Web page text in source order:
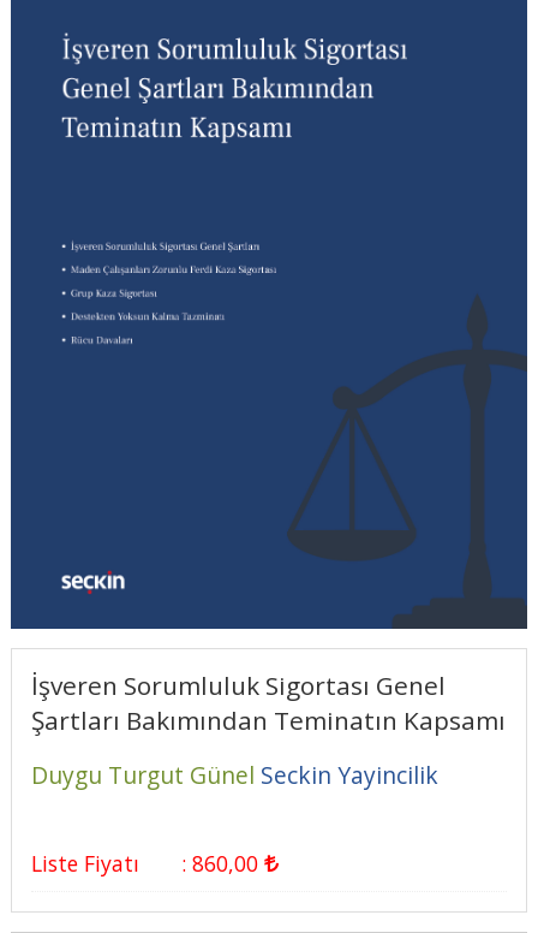
İşveren Sorumluluk Sigortası Genel
Şartları Bakımından Teminatın Kapsamı
Duygu Turgut Günel Seckin Yayincilik
Liste Fiyatı : 860,00